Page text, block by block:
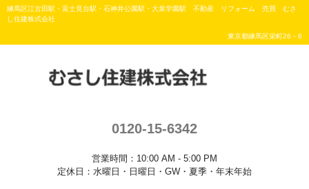
練馬区江古田駅・富士見台駅・石神井公園駅・大泉学園駅 不動産 リフォーム 売買 むさ
し住建株式会社
東京都練馬区栄町26－6
0120-15-6342
営業時間：10:00 AM - 5:00 PM
定休日：水曜日・日曜日・GW・夏季・年末年始